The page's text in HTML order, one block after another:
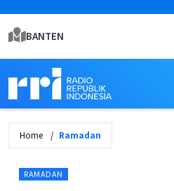
BANTEN
Home Ramadan
RAMADAN